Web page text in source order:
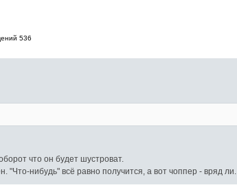
536
что он будет шустроват.
"Что-нибудь" всё равно получится, а вот чоппер - вряд ли.